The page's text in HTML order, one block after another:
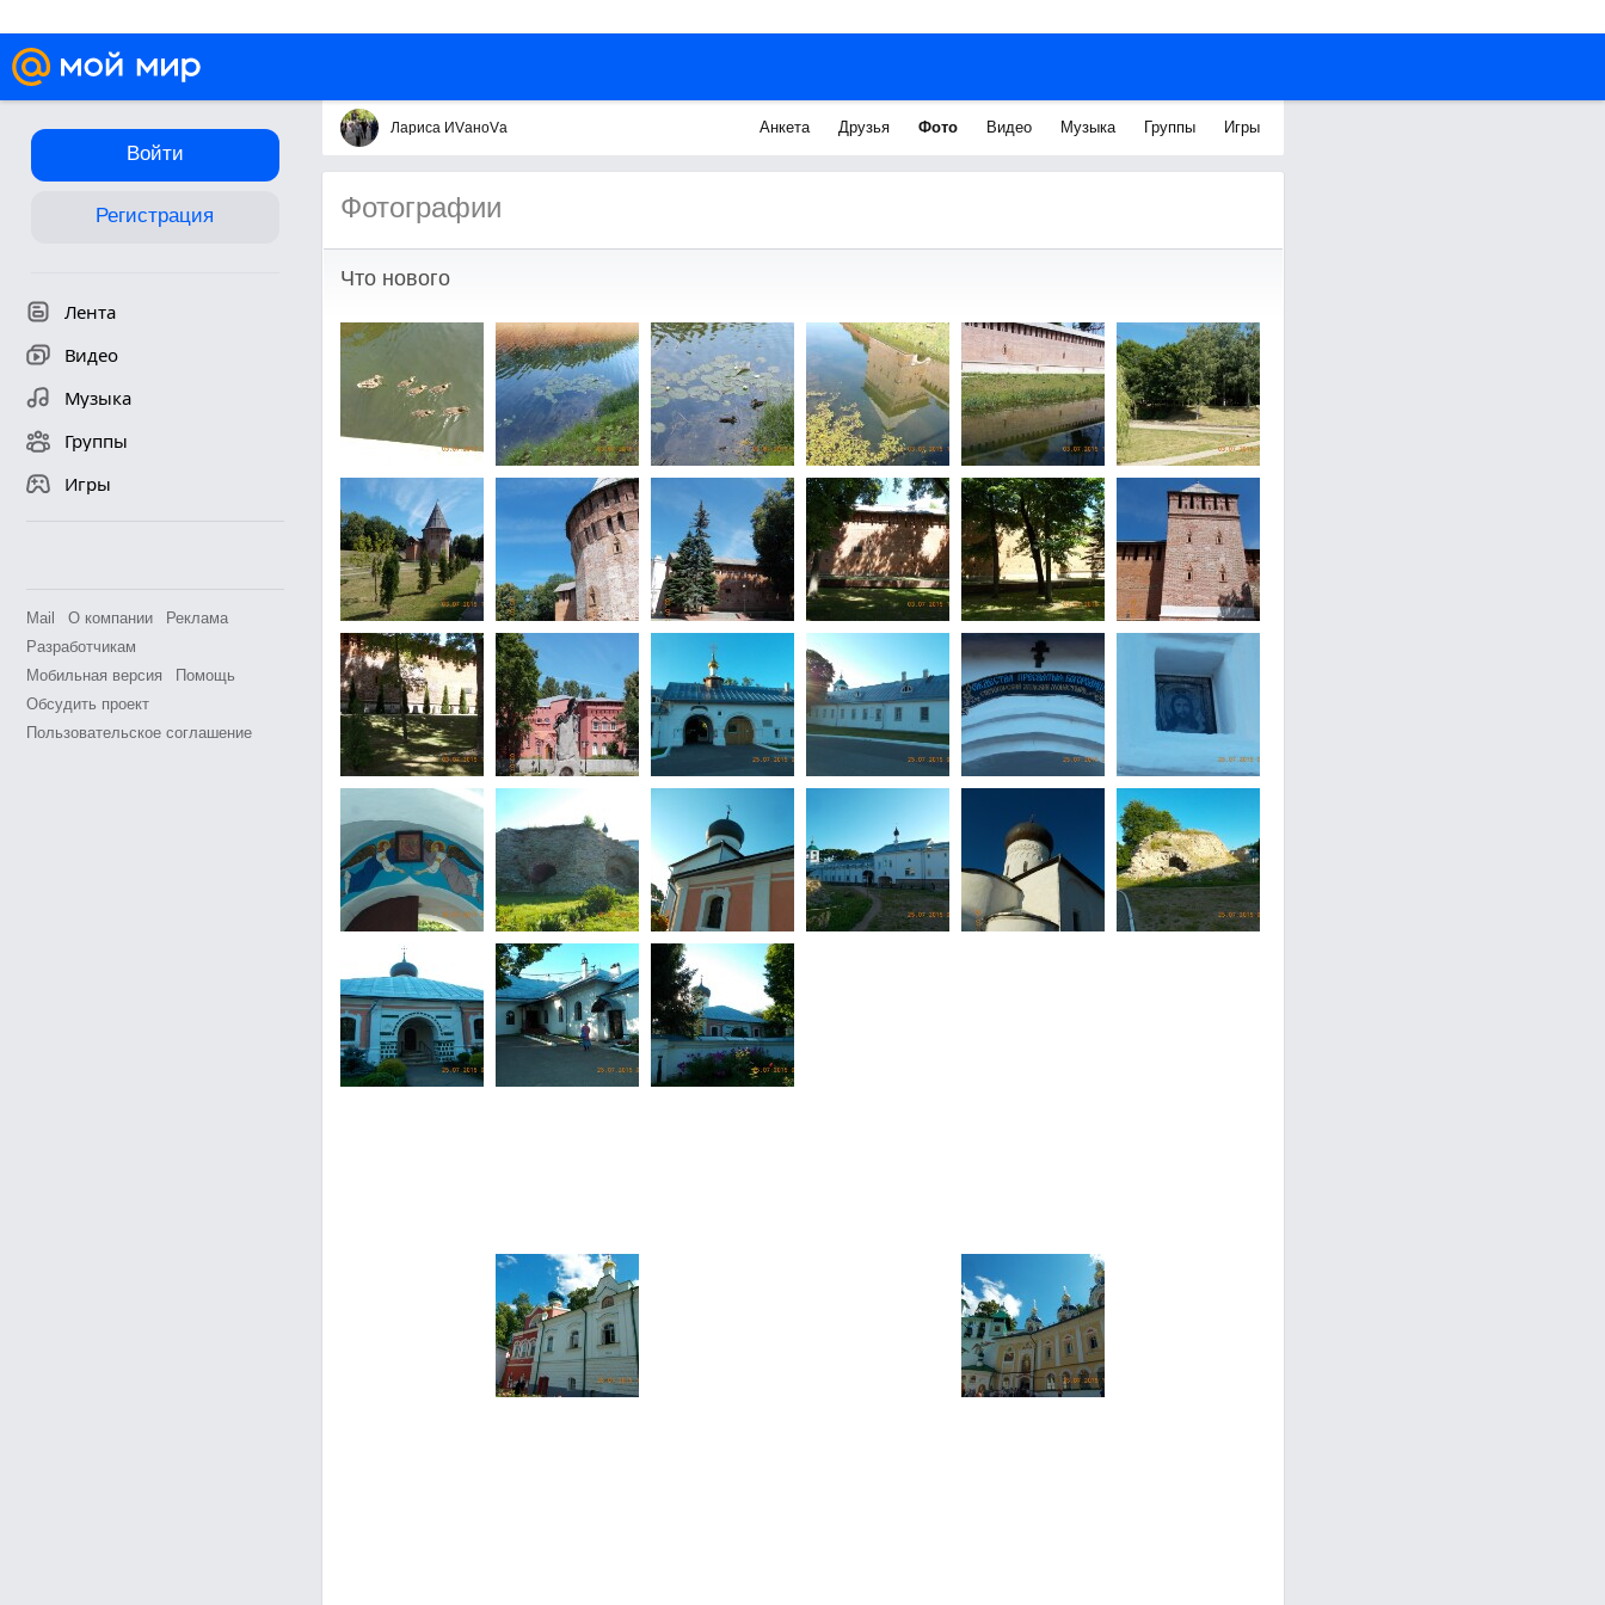
Войти
Регистрация
Лента
Видео
Музыка
Группы
Игры
Mail О компании
Реклама
Разработчикам
Мобильная версия
Помощь
Обсудить проект
Пользовательское соглашение
Лариса ИVаноVа Анкета Друзья Фото Видео Музыка Группы Игры
Фотографии
Что нового